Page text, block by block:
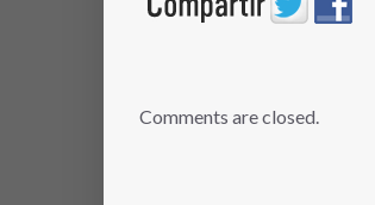
Comments are closed.